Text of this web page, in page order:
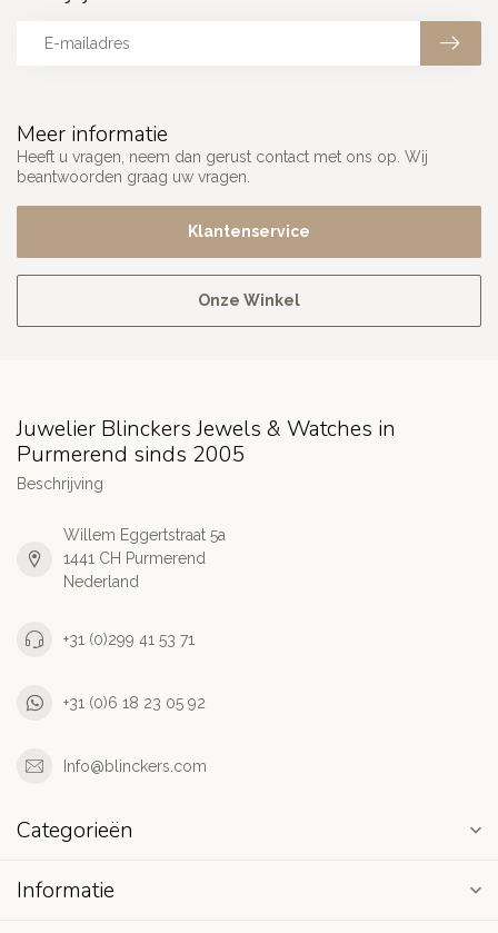
Meer informatie
Heeft u vragen, neem dan gerust contact met ons op. Wij
beantwoorden graag uw vragen.
Klantenservice
Onze Winkel
Juwelier Blinckers Jewels & Watches in
Purmerend sinds 2005
Beschrijving
Willem Eggertstraat 5a
1441 CH Purmerend
Nederland
+31 (0)299 41 53 71
+31 (0)6 18 23 05 92
Info@blinckers.com
Categorieën
Informatie